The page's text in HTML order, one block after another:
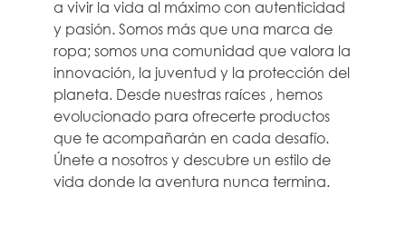
a vivir la vida al máximo con autenticidad
y pasión. Somos más que una marca de
ropa; somos una comunidad que valora la
innovación, la juventud y la protección del
planeta. Desde nuestras raíces , hemos
evolucionado para ofrecerte productos
que te acompañarán en cada desafío.
Únete a nosotros y descubre un estilo de
vida donde la aventura nunca termina.